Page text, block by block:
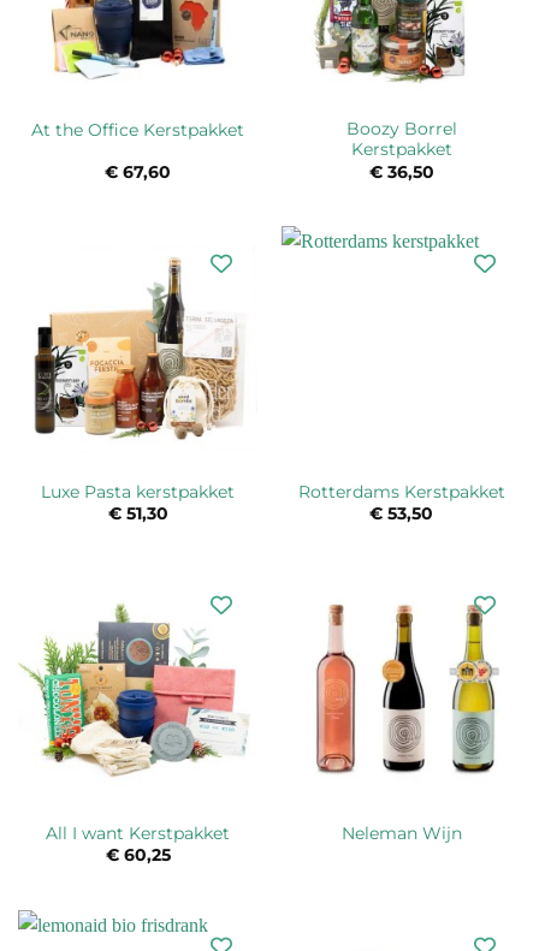
At the Office Kerstpakket
€ 67,60
Boozy Borrel
Kerstpakket
€36,50
Luxe Pasta kerstpakket
€51,30
Rotterdams Kerstpakket
€ 53,50
All I want Kerstpakket
€60,25
Neleman Wijn